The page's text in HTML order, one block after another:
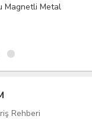
Magnetli Metal
Rehberi